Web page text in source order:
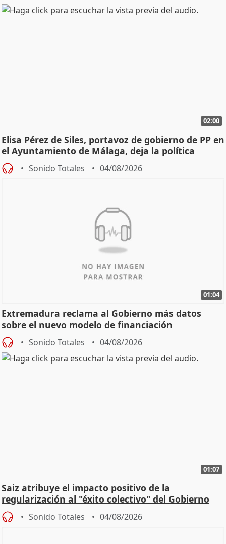
02:00
Elisa Pérez de Siles, portavoz de gobierno de PP en
el Ayuntamiento de Málaga, deja la política
Sonido Totales 04/08/2026
01:04
Extremadura reclama al Gobierno más datos
sobre el nuevo modelo de financiación
Sonido Totales 04/08/2026
01:07
Saiz atribuye el impacto positivo de la
regularización al "éxito colectivo" del Gobierno
Sonido Totales 04/08/2026